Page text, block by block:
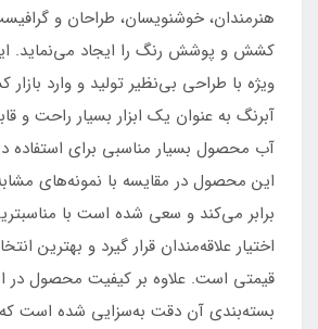
هنرمندان، خوشنویسان، طراحان و
کشش و پوشش رنگ را ایجاد می‌نماید.
ویژه با طراحی بی‌نظیر تولید و وارد
آبرنگ به عنوان یک ابزار بسیار راحت و
آب محصول بسیار مناسبی برای استفاده
این محصول در مقایسه با نمونه‌های
برابر می‌کند و سعی شده است با
اختیار علاقه‌مندان قرار گیرد و بهترین
قیمتی است. علاوه بر کیفیت محصول در
بسته‌بندی آن دقت به‌سزایی شده است که